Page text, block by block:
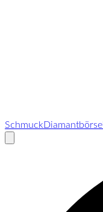
SchmuckDiamantbörse